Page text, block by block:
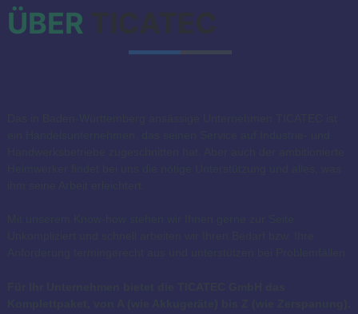
ÜBER TICATEC